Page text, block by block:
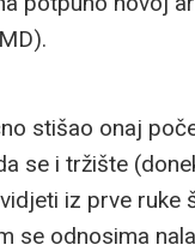
stišao onaj
se i tržište
iz prve ruke
se odnosima